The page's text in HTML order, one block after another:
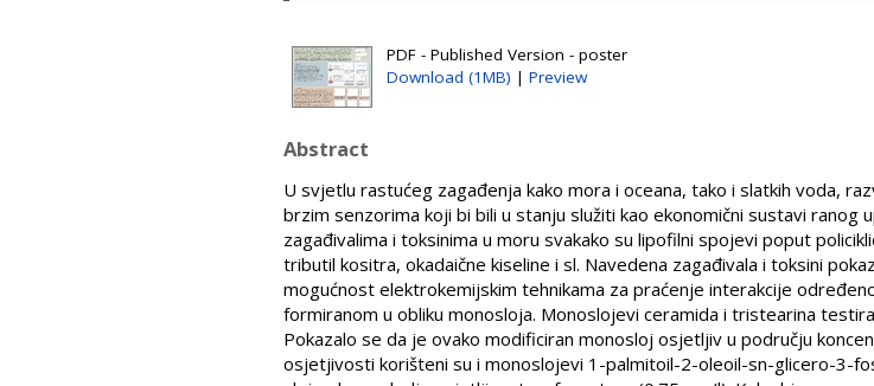
PDF - Published Version - poster
Download (1MB) | Preview
Abstract
U svjetlu rastućeg zagađenja kako mora i oceana, tako i slatkih voda,
brzim senzorima koji bi bili u stanju služiti kao ekonomični sustavi ranog
zagađivalima i toksinima u moru svakako su lipofilni spojevi poput
tributil kositra, okadaične kiseline i sl. Navedena zagađivala i toksini
mogućnost elektrokemijskim tehnikama za praćenje interakcije
formiranom u obliku monosloja. Monoslojevi ceramida i tristearina
Pokazalo se da je ovako modificiran monosloj osjetljiv u području
osjetjivosti korišteni su i monoslojevi 1-palmitoil-2-oleoil-sn-glicero-3-